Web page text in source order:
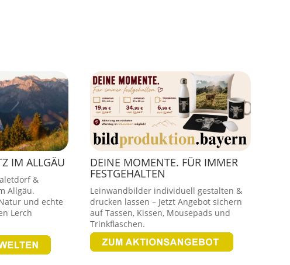
IM ALLGÄU
&
Allgäu.
und echte
Lerch
DEINE MOMENTE. FÜR IMMER
FESTGEHALTEN
Leinwandbilder individuell gestalten &
drucken lassen – Jetzt Angebot sichern
auf Tassen, Kissen, Mousepads und
Trinkflaschen.